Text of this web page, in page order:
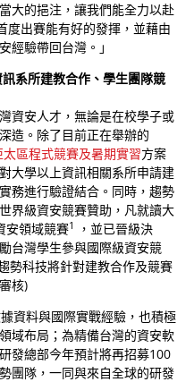
大的挹注，讓我們能全力以赴
度出賽能有好的發揮，並藉由
經驗帶回台灣。」
系所建教合作、學生團隊競
資安人才，無論是在校學子或
造。除了目前正在舉辦的
區程式競賽及暑期實習方案
大學以上資訊相關系所申請建
務進行驗證結合。同時，趨勢
界級資安競賽贊助，凡就讀大
安領域競賽1
，並已晉級決
台灣學生參與國際級資安競
勢科技將針對建教合作及競賽
核)
資料與國際實戰經驗，也積極
域布局；為精備台灣的資安軟
發總部今年預計將再招募100
團隊，一同與來自全球的研發